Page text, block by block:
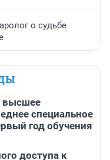
о судьбе
высшее
специальное
год обучения
доступа к